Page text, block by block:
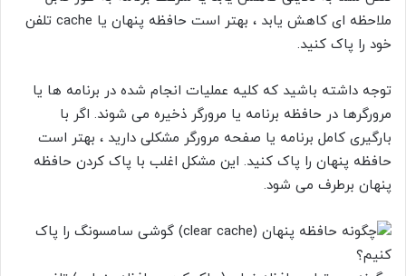
ملاحظه ای کاهش یابد ، بهتر است حافظه پنهان یا cache تلفن
خود را پاک کنید.
توجه داشته باشید که کلیه عملیات انجام شده در برنامه ها یا
مرورگرها در حافظه برنامه یا مرورگر ذخیره می شوند. اگر با
بارگیری کامل برنامه یا صفحه مرورگر مشکلی دارید ، بهتر است
حافظه پنهان را پاک کنید. این مشکل اغلب با پاک کردن حافظه
پنهان برطرف می شود.